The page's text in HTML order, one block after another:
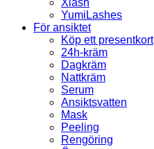
Xlash
YumiLashes
För ansiktet
Köp ett presentkort
24h-kräm
Dagkräm
Nattkräm
Serum
Ansiktsvatten
Mask
Peeling
Rengöring